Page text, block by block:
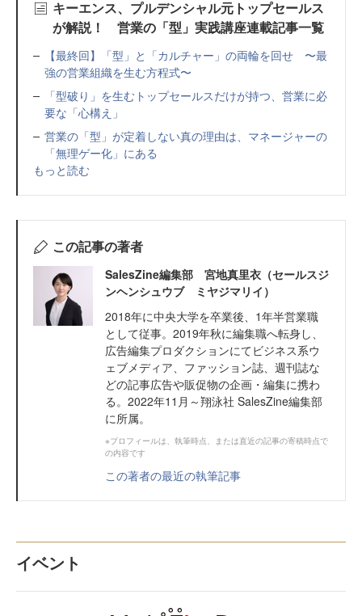
キーエンス、プルデンシャル元トップセールス
が解説！ 営業の「型」実践講座連載記事一覧
【最終回】「型」と「カルチャー」の両輪を回せ 〜最
強の営業組織を生む方程式〜
「型破り」を生むトップセールスだけが持つ、営業に必
要な「心構え」
営業の「型」が定着しない真の理由は、マネージャーの
「無理ゲー化」にある
もっと読む
この記事の著者
SalesZine編集部 宮地真里衣（セールスジ
ンヘンシュウブ ミヤジマリイ）
2018年に中央大学を卒業後、1年半営業職
として従事。2019年秋に編集職へ転身し、
広告編集プロダクションにてビジネス系ウ
ェブメディア、ファッション誌、週刊誌な
どの記事広告や販促物の企画・編集に携わ
る。2022年11月～翔泳社 SalesZine編集部
に所属。
※プロフィールは、執筆時点、または直近の記事の寄稿時点で
の内容です
この著者の最近の執筆記事
イベント